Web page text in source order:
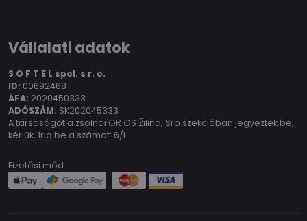
Vállalati adatok
S O F T E L spol. s r. o.
ID: 00692468
ÁFA: 2020450333
ADÓSZÁM: SK202045333
A társaságot a zsolnai OR OS Žilina, Sro szekcióban jegyezték be,
kérjük, írja be a számot: 6/L.
Fizetési mód